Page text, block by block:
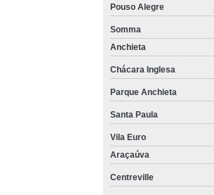
Pouso Alegre
Somma
Anchieta
Chácara Inglesa
Parque Anchieta
Santa Paula
Vila Euro
Araçaúva
Centreville